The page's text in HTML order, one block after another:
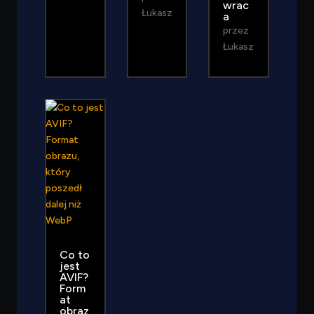
Łukasz
wrac
a
przez
Łukasz
Co to
jest
AVIF?
Form
at
obraz